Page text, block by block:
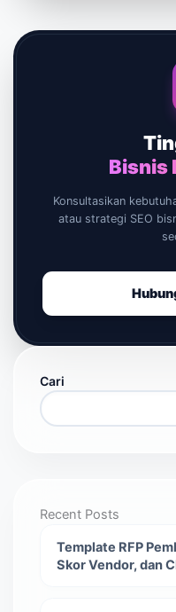
Bisnis
Konsultasikan
atau strategi SEO
Cari
Recent Posts
Template RFP
Skor Vendor, dan